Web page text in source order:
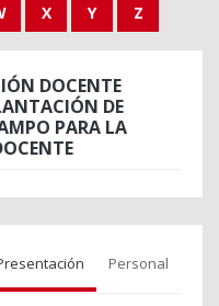
X Y Z
DOCENTE
DE
PARA LA
Personal